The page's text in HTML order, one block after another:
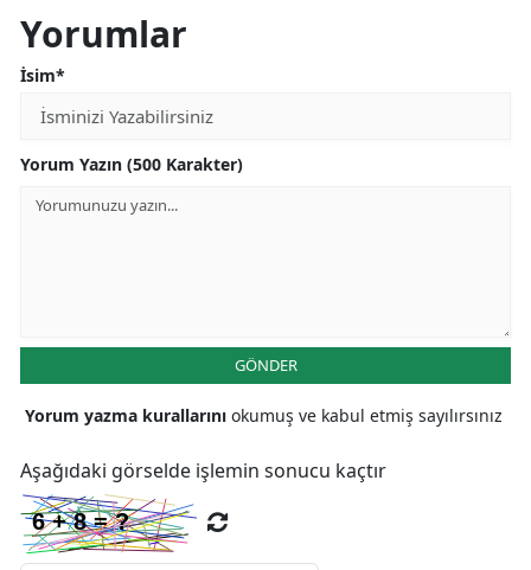
Yorumlar
İsim*
Yorum Yazın (500 Karakter)
GÖNDER
Yorum yazma kurallarını okumuş ve kabul etmiş sayılırsınız
Aşağıdaki görselde işlemin sonucu kaçtır